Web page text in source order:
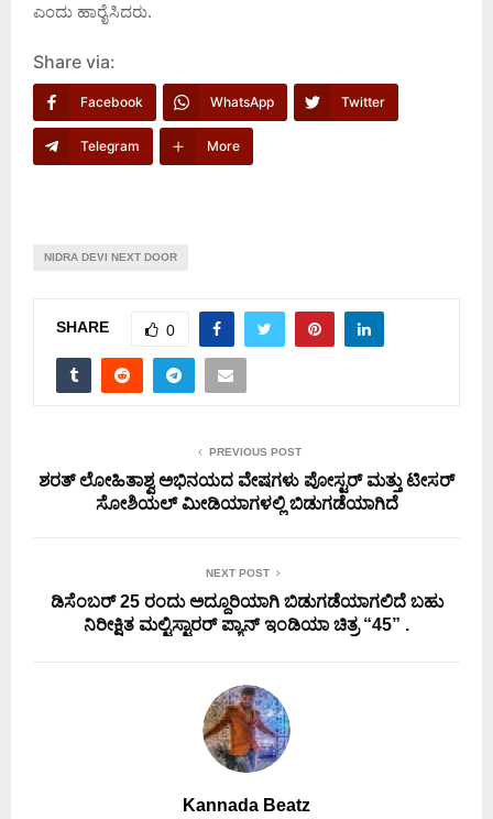
ಎಂದು ಹಾರೈಸಿದರು.
Share via:
Facebook WhatsApp Twitter
Telegram More
NIDRA DEVI NEXT DOOR
SHARE 0
PREVIOUS POST
ಶರತ್ ಲೋಹಿತಾಶ್ವ ಅಭಿನಯದ ವೇಷಗಳು ಪೋಸ್ಟರ್ ಮತ್ತು ಟೀಸರ್
ಸೋಶಿಯಲ್ ಮೀಡಿಯಾಗಳಲ್ಲಿ ಬಿಡುಗಡೆಯಾಗಿದೆ
NEXT POST
ಡಿಸೆಂಬರ್ 25 ರಂದು ಅದ್ದೂರಿಯಾಗಿ ಬಿಡುಗಡೆಯಾಗಲಿದೆ ಬಹು
ನಿರೀಕ್ಷಿತ ಮಲ್ಟಿಸ್ಟಾರರ್ ಪ್ಯಾನ್ ಇಂಡಿಯಾ ಚಿತ್ರ “45” .
Kannada Beatz